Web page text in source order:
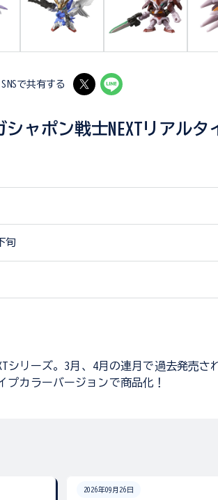
SNSで共有する
ャポン戦士NEXTリアルタ
旬
シリーズ。3月、4月の連月で過去発売さ
プカラーバージョンで商品化！
2026年09月26日